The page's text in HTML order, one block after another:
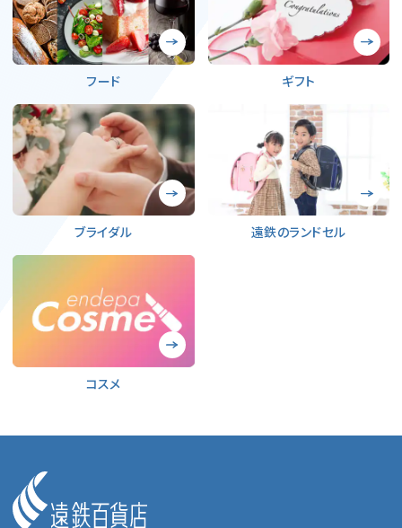
フード ギフト
ブライダル 遠鉄のランドセル
コスメ